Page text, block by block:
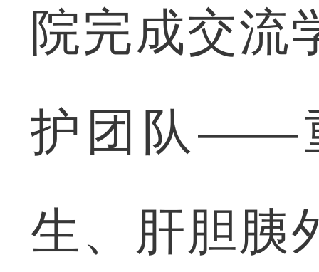
院完成交流
护团队——
生、肝胆胰